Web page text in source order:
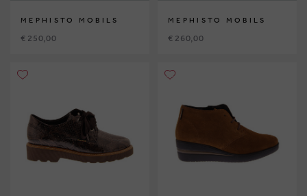
MEPHISTO MOBILS
€ 250,00
MEPHISTO MOBILS
€ 260,00